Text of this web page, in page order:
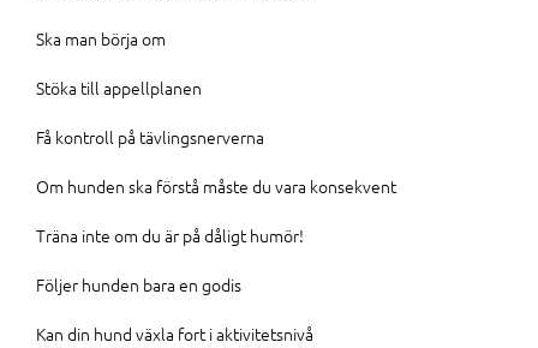
Ska man börja om
Stöka till appellplanen
Få kontroll på tävlingsnerverna
Om hunden ska förstå måste du vara konsekvent
Träna inte om du är på dåligt humör!
Följer hunden bara en godis
Kan din hund växla fort i aktivitetsnivå